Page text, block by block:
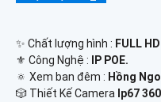
✨ Chất lượng hình : FULL
⚜️ Công Nghệ :
IP POE.
🔅 Xem ban đêm : Hồng
🎲 Thiết Kế Camera Ip67